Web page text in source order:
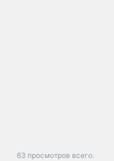
63 просмотров всего.